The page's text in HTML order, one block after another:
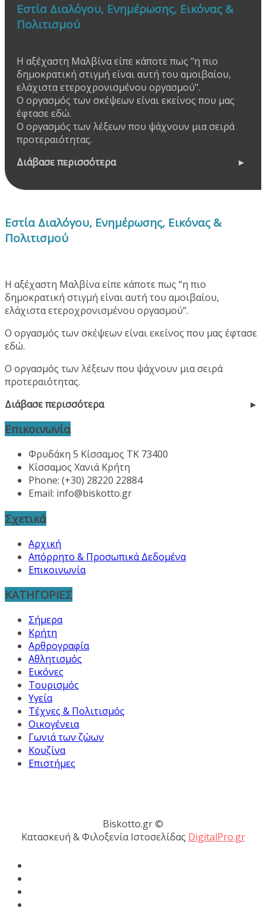
Εστία Διαλόγου, Ενημέρωσης, Εικόνας &
Πολιτισμού
Η αξέχαστη Μαλβίνα είπε κάποτε πως "η πιο
δημοκρατική στιγμή είναι αυτή του αμοιβαίου,
ελάχιστα ετεροχρονισμένου οργασμού".
Ο οργασμός των σκέψεων είναι εκείνος που μας
έφτασε εδώ.
Ο οργασμός των λέξεων που ψάχνουν μια σειρά
προτεραιότητας.
Διάβασε περισσότερα
Εστία Διαλόγου, Ενημέρωσης, Εικόνας &
Πολιτισμού
Η αξέχαστη Μαλβίνα είπε κάποτε πως “η πιο
δημοκρατική στιγμή είναι αυτή του αμοιβαίου,
ελάχιστα ετεροχρονισμένου οργασμού”.
Ο οργασμός των σκέψεων είναι εκείνος που μας έφτασε
εδώ.
Ο οργασμός των λέξεων που ψάχνουν μια σειρά
προτεραιότητας.
Διάβασε περισσότερα
Επικοινωνία
Φρυδάκη 5 Κίσσαμος ΤΚ 73400
Κίσσαμος Χανιά Κρήτη
Phone: (+30) 28220 22884
Email: info@biskotto.gr
Σχετικά
Αρχική
Απόρρητο & Προσωπικά Δεδομένα
Επικοινωνία
ΚΑΤΗΓΟΡΙΕΣ
Σήμερα
Κρήτη
Αρθρογραφία
Αθλητισμός
Εικόνες
Τουρισμός
Υγεία
Τέχνες & Πολιτισμός
Οικογένεια
Γωνιά των ζώων
Κουζίνα
Επιστήμες
Biskotto.gr ©
Κατασκευή & Φιλοξενία Ιστοσελίδας DigitalPro.gr